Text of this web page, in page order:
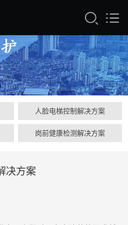
人脸电梯控制解决方案
岗前健康检测解决方案
决方案